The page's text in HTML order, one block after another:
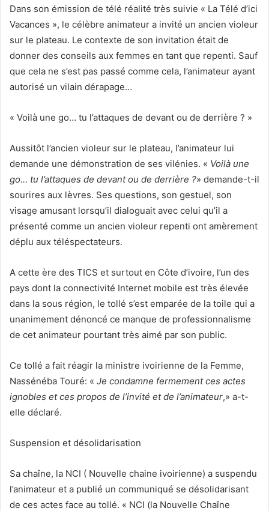
Dans son émission de télé réalité très suivie « La Télé d’ici
Vacances », le célèbre animateur a invité un ancien violeur
sur le plateau. Le contexte de son invitation était de
donner des conseils aux femmes en tant que repenti. Sauf
que cela ne s’est pas passé comme cela, l’animateur ayant
autorisé un vilain dérapage…
« Voilà une go… tu l’attaques de devant ou de derrière ? »
Aussitôt l’ancien violeur sur le plateau, l’animateur lui
demande une démonstration de ses vilénies. « Voilà une
go… tu l’attaques de devant ou de derrière ?» demande-t-il
sourires aux lèvres. Ses questions, son gestuel, son
visage amusant lorsqu’il dialoguait avec celui qu’il a
présenté comme un ancien violeur repenti ont amèrement
déplu aux téléspectateurs.
A cette ère des TICS et surtout en Côte d’ivoire, l’un des
pays dont la connectivité Internet mobile est très élevée
dans la sous région, le tollé s’est emparée de la toile qui a
unanimement dénoncé ce manque de professionnalisme
de cet animateur pourtant très aimé par son public.
Ce tollé a fait réagir la ministre ivoirienne de la Femme,
Nassénéba Touré: « Je condamne fermement ces actes
ignobles et ces propos de l’invité et de l’animateur,» a-t-
elle déclaré.
Suspension et désolidarisation
Sa chaîne, la NCI ( Nouvelle chaine ivoirienne) a suspendu
l’animateur et a publié un communiqué se désolidarisant
de ces actes face au tollé. « NCI (la Nouvelle Chaîne